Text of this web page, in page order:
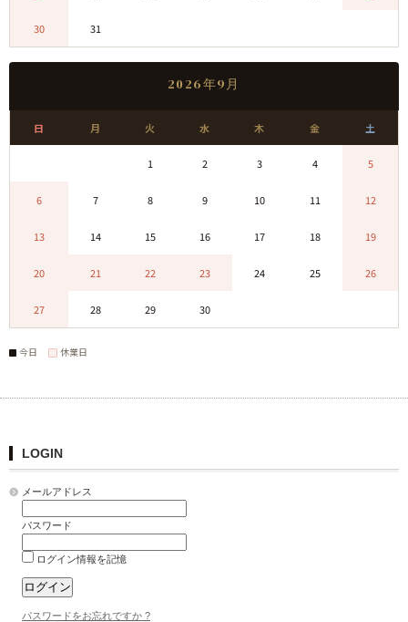
30 31
2026年9月
日 月 火 水 木 金 土
1 2 3 4 5
6 7 8 9 10 11 12
13 14 15 16 17 18 19
20 21 22 23 24 25 26
27 28 29 30
今日 休業日
LOGIN
メールアドレス
パスワード
ログイン情報を記憶
パスワードをお忘れですか ?